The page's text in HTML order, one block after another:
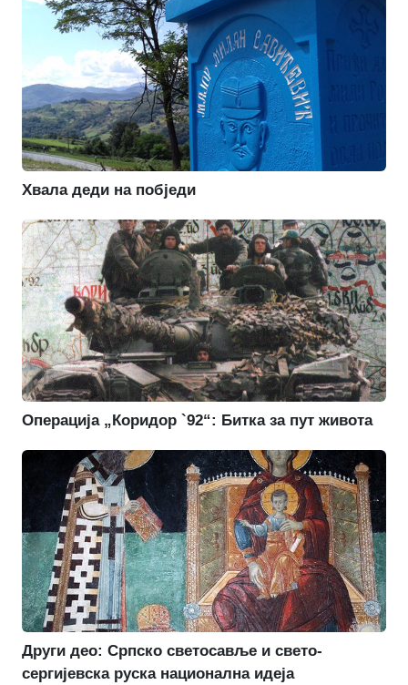
Хвала деди на побједи
Операција „Коридор `92“: Битка за пут живота
Други део: Српско светосавље и свето-
сергијевска руска национална идеја